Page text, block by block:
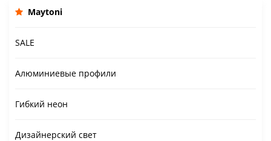
Maytoni
SALE
Алюминиевые профили
Гибкий неон
Дизайнерский свет